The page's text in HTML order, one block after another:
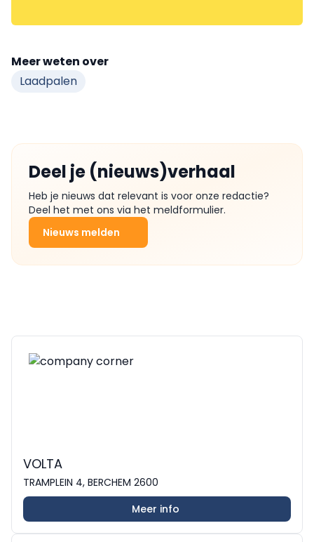
Meer weten over
Laadpalen
Deel je (nieuws)verhaal
Heb je nieuws dat relevant is voor onze redactie?
Deel het met ons via het meldformulier.
Nieuws melden
VOLTA
TRAMPLEIN 4, BERCHEM 2600
Meer info